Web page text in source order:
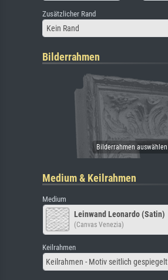
Zusätzlicher Rand
Kein Rand
Bilderrahmen
Medium & Keilrahmen
Medium
Leinwand Leonardo (Satin)
(Canvas Venezia)
Keilrahmen
Keilrahmen - Motiv seitlich gespiegelt